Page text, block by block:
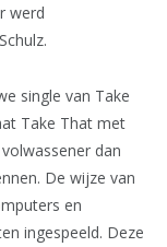
werd
single van Take
Take That met
dan
De wijze van
en
ingespeeld. Deze